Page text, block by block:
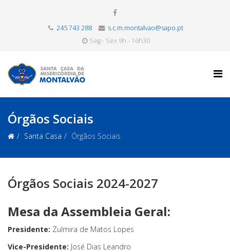
245 743 288
s.c.m.montalvao@sapo.pt
Seg - Sex 9h - 16h30
Órgãos Sociais
Santa Casa Órgãos Sociais
Órgãos Sociais 2024-2027
Mesa da Assembleia Geral:
Presidente: Zulmira de Matos Lopes
Vice-Presidente: José Dias Leandro